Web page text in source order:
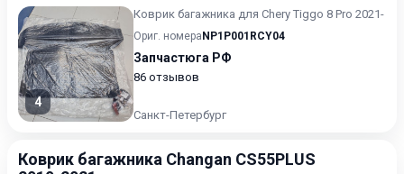
4
Коврик багажника для Chery Tiggo 8 Pro 2021-
Ориг. номера NP1P001RCY04
Запчастюга РФ
86 отзывов
Санкт-Петербург
Коврик багажника Changan CS55PLUS